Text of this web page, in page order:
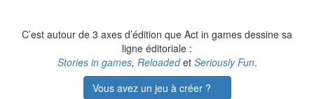
C’est autour de 3 axes d’édition que Act in games dessine sa
ligne éditoriale :
Stories in games, Reloadedet Seriously Fun.
Vous avez un jeu à créer ?